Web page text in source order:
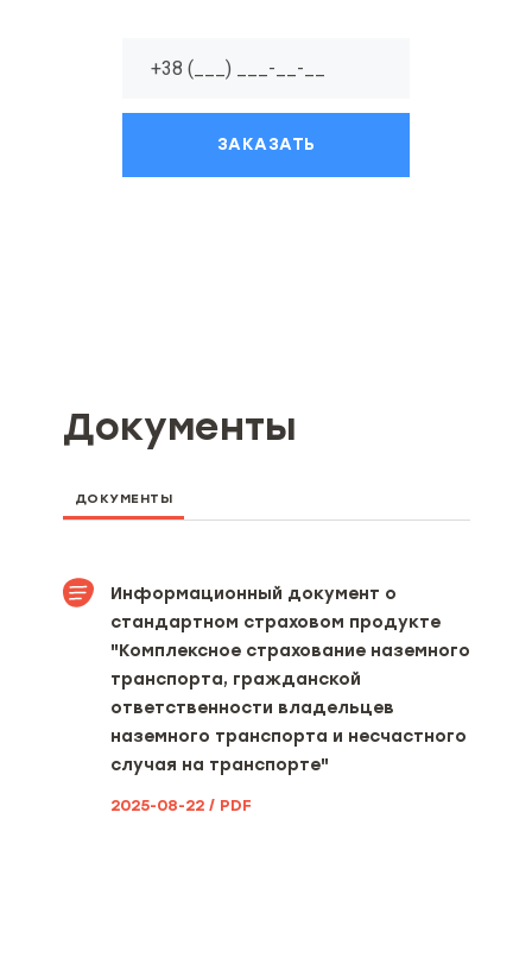
ЗАКАЗАТЬ
Документы
ДОКУМЕНТЫ
Информационный документ о
стандартном страховом продукте
"Комплексное страхование наземного
транспорта, гражданской
ответственности владельцев
наземного транспорта и несчастного
случая на транспорте"
2025-08-22 / PDF